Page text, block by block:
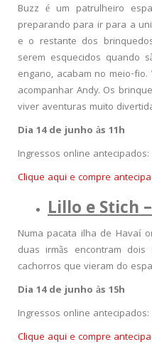
Buzz é um patrulheiro
preparando para ir para a
e o restante dos
serem esquecidos quando
engano, acabam no meio-
acompanhar Andy. Os
viver aventuras muito
Dia 14 de junho às 11h
Ingressos online antecipados:
Clique aqui e compre
Lillo e Stich
Numa pacata ilha de Havaí
duas irmãs encontram
cachorros que vieram do
Dia 14 de junho às 15h
Ingressos online antecipados:
Clique aqui e compre